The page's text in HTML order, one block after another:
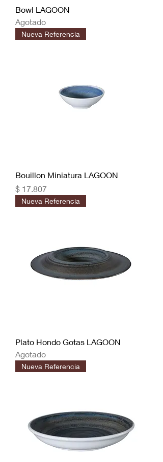
Bowl LAGOON
Agotado
Nueva Referencia
Bouillon Miniatura LAGOON
Precio
$ 17.807
Nueva Referencia
Plato Hondo Gotas LAGOON
Agotado
Nueva Referencia